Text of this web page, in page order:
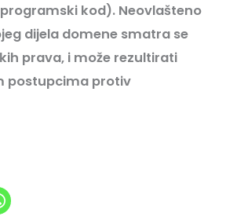
kod). Neovlašteno
dijela domene smatra se
prava, i može rezultirati
postupcima protiv